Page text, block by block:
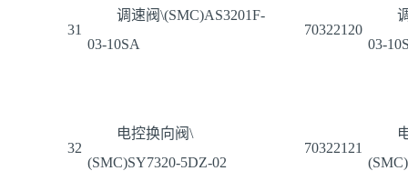
31
调速阀\(SMC)AS3201F-
03-10SA
70322120
03-
32
电控换向阀\
(SMC)SY7320-5DZ-02
70322121